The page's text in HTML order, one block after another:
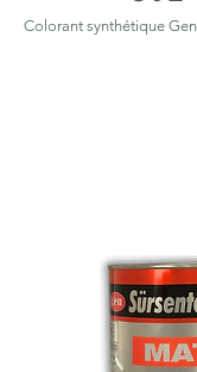
Colorant synthétique